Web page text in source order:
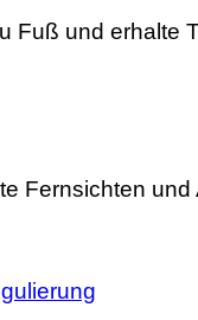
Fuß und erhalte
Fernsichten und